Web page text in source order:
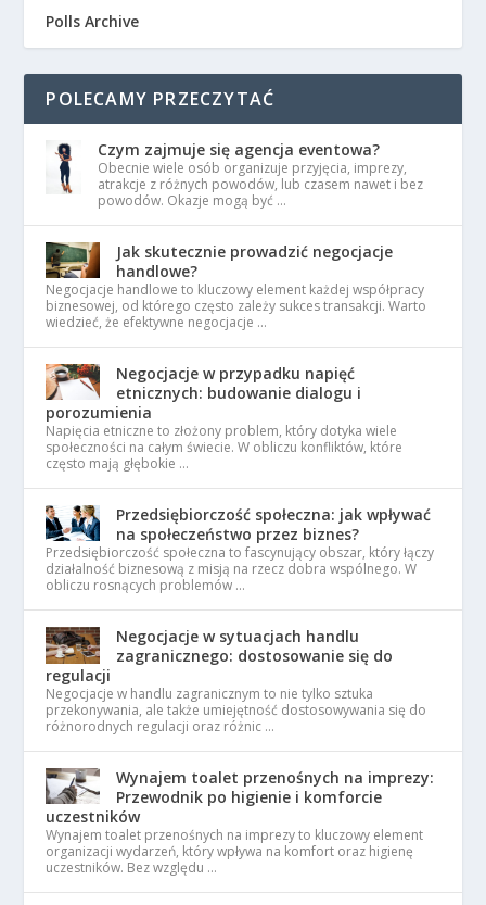
Polls Archive
POLECAMY PRZECZYTAĆ
Czym zajmuje się agencja eventowa?
Obecnie wiele osób organizuje przyjęcia, imprezy,
atrakcje z różnych powodów, lub czasem nawet i bez
powodów. Okazje mogą być …
Jak skutecznie prowadzić negocjacje
handlowe?
Negocjacje handlowe to kluczowy element każdej współpracy
biznesowej, od którego często zależy sukces transakcji. Warto
wiedzieć, że efektywne negocjacje …
Negocjacje w przypadku napięć
etnicznych: budowanie dialogu i
porozumienia
Napięcia etniczne to złożony problem, który dotyka wiele
społeczności na całym świecie. W obliczu konfliktów, które
często mają głębokie …
Przedsiębiorczość społeczna: jak wpływać
na społeczeństwo przez biznes?
Przedsiębiorczość społeczna to fascynujący obszar, który łączy
działalność biznesową z misją na rzecz dobra wspólnego. W
obliczu rosnących problemów …
Negocjacje w sytuacjach handlu
zagranicznego: dostosowanie się do
regulacji
Negocjacje w handlu zagranicznym to nie tylko sztuka
przekonywania, ale także umiejętność dostosowywania się do
różnorodnych regulacji oraz różnic …
Wynajem toalet przenośnych na imprezy:
Przewodnik po higienie i komforcie
uczestników
Wynajem toalet przenośnych na imprezy to kluczowy element
organizacji wydarzeń, który wpływa na komfort oraz higienę
uczestników. Bez względu …